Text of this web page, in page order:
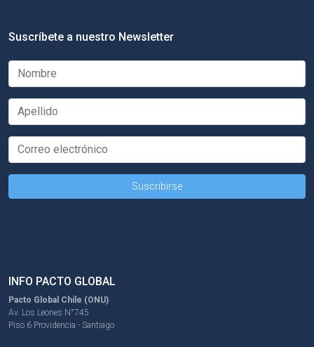
Suscríbete a nuestro Newsletter
INFO PACTO GLOBAL
Pacto Global Chile (ONU)
Av. Los Leones N°745
Piso 6 Providencia - Santiago